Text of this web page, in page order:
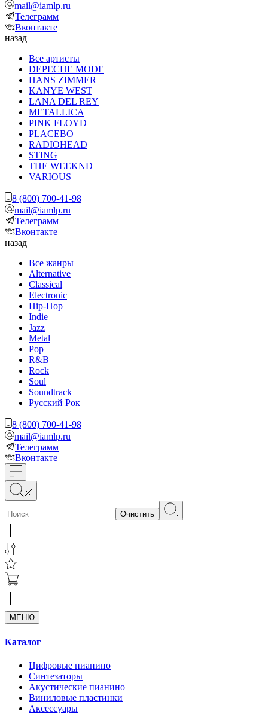
mail@iamlp.ru
Телеграмм
Вконтакте
назад
Все артисты
DEPECHE MODE
HANS ZIMMER
KANYE WEST
LANA DEL REY
METALLICA
PINK FLOYD
PLACEBO
RADIOHEAD
STING
THE WEEKND
VARIOUS
8 (800) 700-41-98
mail@iamlp.ru
Телеграмм
Вконтакте
назад
Все жанры
Alternative
Classical
Electronic
Hip-Hop
Indie
Jazz
Metal
Pop
R&B
Rock
Soul
Soundtrack
Русский Рок
8 (800) 700-41-98
mail@iamlp.ru
Телеграмм
Вконтакте
Очистить
МЕНЮ
Каталог
Цифровые пианино
Синтезаторы
Акустические пианино
Виниловые пластинки
Аксессуары